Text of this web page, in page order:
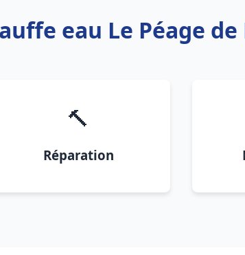
eau Le Péage de
🔨
Réparation